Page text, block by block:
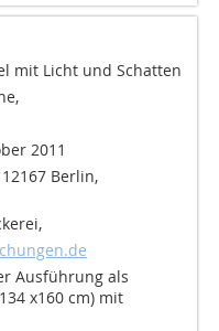
mit Licht und Schatten
2011
Berlin,
Ausführung als
x160 cm) mit